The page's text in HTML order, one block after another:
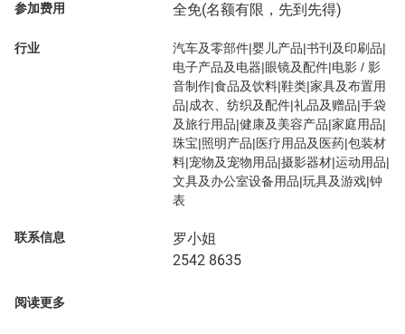
参加费用 全免(名额有限，先到先得)
行业
汽车及零部件|婴儿产品|书刊及印刷品|
电子产品及电器|眼镜及配件|电影 / 影
音制作|食品及饮料|鞋类|家具及布置用
品|成衣、纺织及配件|礼品及赠品|手袋
及旅行用品|健康及美容产品|家庭用品|
珠宝|照明产品|医疗用品及医药|包装材
料|宠物及宠物用品|摄影器材|运动用品|
文具及办公室设备用品|玩具及游戏|钟
表
联系信息
罗小姐
2542 8635
阅读更多